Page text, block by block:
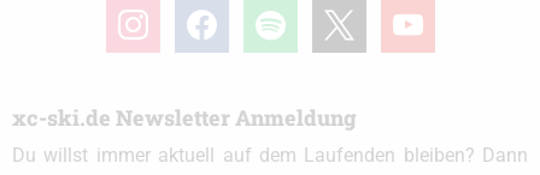
instagramfacebook spotify youtube
xc-ski.de Newsletter Anmeldung
Du willst immer aktuell auf dem Laufenden bleiben? Dann